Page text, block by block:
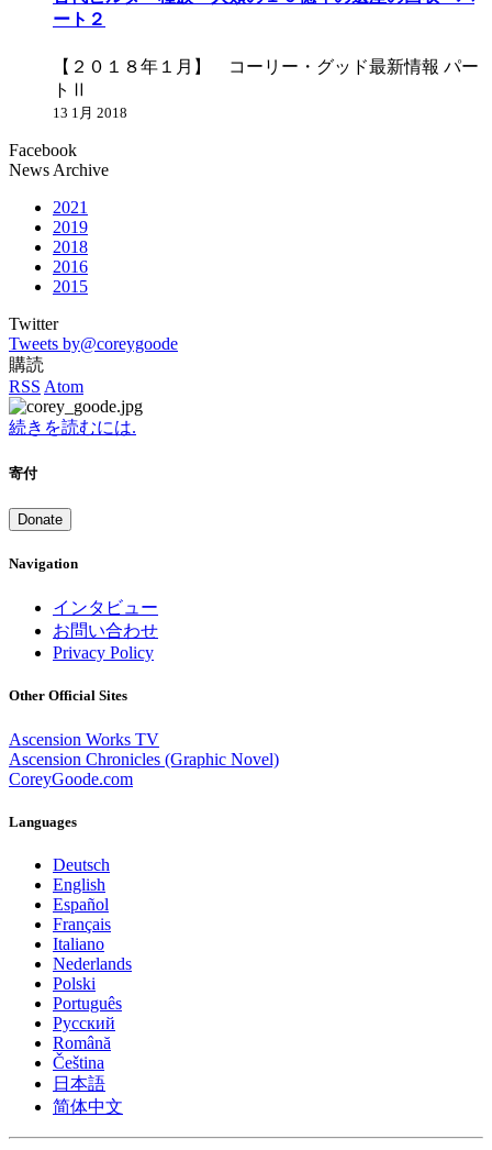
ート２
【２０１８年１月】 コーリー・グッド最新情報 パー
トⅡ
13 1月 2018
Facebook
News Archive
2021
2019
2018
2016
2015
Twitter
Tweets by@coreygoode
購読
RSS Atom
続きを読むには.
寄付
Donate
Navigation
インタビュー
お問い合わせ
Privacy Policy
Other Official Sites
Ascension Works TV
Ascension Chronicles (Graphic Novel)
CoreyGoode.com
Languages
Deutsch
English
Español
Français
Italiano
Nederlands
Polski
Português
Pусский
Română
Čeština
日本語
简体中文